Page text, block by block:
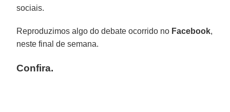
sociais.
Reproduzimos algo do debate ocorrido no Facebook,
neste final de semana.
Confira.